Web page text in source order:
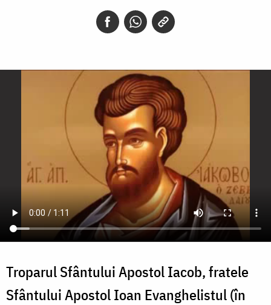
Troparul Sfântului Apostol Iacob, fratele
Sfântului Apostol Ioan Evanghelistul (în